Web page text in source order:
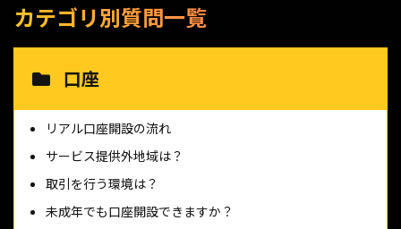
カテゴリ別質問一覧
口座
リアル口座開設の流れ
サービス提供外地域は？
取引を行う環境は？
未成年でも口座開設できますか？